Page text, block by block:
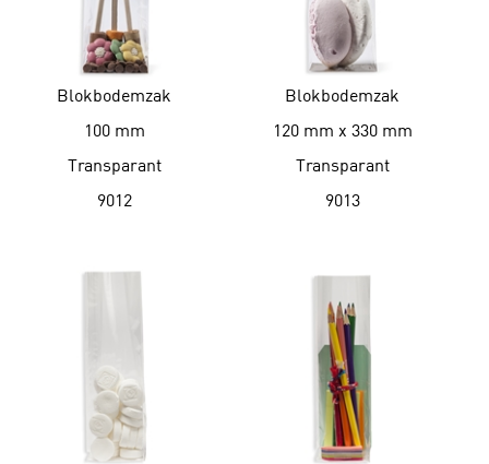
Blokbodemzak
100 mm
Transparant
9012
Blokbodemzak
120 mm x 330 mm
Transparant
9013